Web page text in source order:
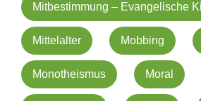
Mitbestimmung – Evangelische
Mittelalter Mobbing
Monotheismus Moral